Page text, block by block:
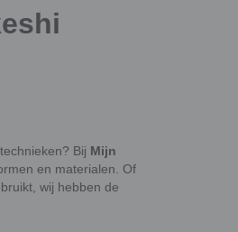
Bij Mijn
en materialen. Of
wij hebben de